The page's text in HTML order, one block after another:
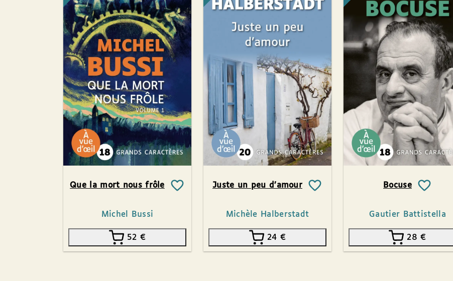
Que la mort nous frôle
Michel Bussi
52 €
Juste un peu d’amour
Michèle Halberstadt
24 €
Bocuse
Gautier Battistella
28€